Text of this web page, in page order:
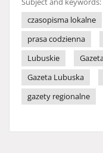
Subject and keywords:
czasopisma lokalne
prasa codzienna
Lubuskie
Gazeta Lubuska
gazety regionalne